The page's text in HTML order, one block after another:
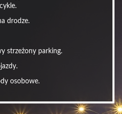
drodze.
strzeżony parking.
osobowe.